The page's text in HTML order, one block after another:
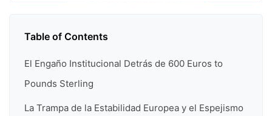
Table of Contents
El Engaño Institucional Detrás de 600 Euros to
Pounds Sterling
La Trampa de la Estabilidad Europea y el Espejismo